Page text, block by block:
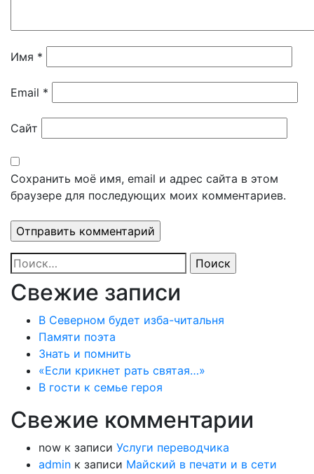
Имя *
Email *
Сайт
Сохранить моё имя, email и адрес сайта в этом
браузере для последующих моих комментариев.
Найти:
Свежие записи
В Северном будет изба-читальня
Памяти поэта
Знать и помнить
«Если крикнет рать святая…»
В гости к семье героя
Свежие комментарии
now к записи Услуги переводчика
admin к записи Майский в печати и в сети